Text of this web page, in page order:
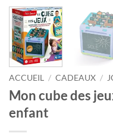
ACCUEIL / CADEAUX /
Mon cube des
enfant